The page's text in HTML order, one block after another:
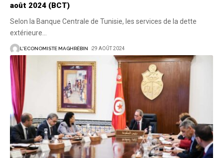
août 2024 (BCT)
Selon la Banque Centrale de Tunisie, les services de la dette
extérieure
L'ECONOMISTE MAGHRÉBIN 29 AOÛT 2024